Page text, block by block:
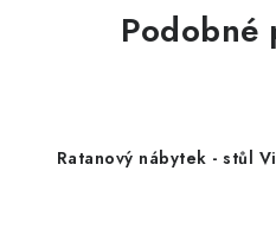
Ratanový nábytek - stůl